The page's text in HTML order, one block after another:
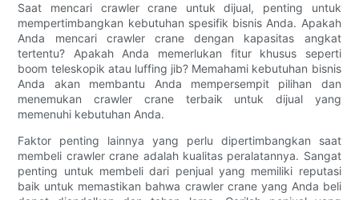
Saat mencari crawler crane untuk dijual, penting untuk
mempertimbangkan kebutuhan spesifik bisnis Anda. Apakah
Anda mencari crawler crane dengan kapasitas angkat
tertentu? Apakah Anda memerlukan fitur khusus seperti
boom teleskopik atau luffing jib? Memahami kebutuhan bisnis
Anda akan membantu Anda mempersempit pilihan dan
menemukan crawler crane terbaik untuk dijual yang
memenuhi kebutuhan Anda.
Faktor penting lainnya yang perlu dipertimbangkan saat
membeli crawler crane adalah kualitas peralatannya. Sangat
penting untuk membeli dari penjual yang memiliki reputasi
baik untuk memastikan bahwa crawler crane yang Anda beli